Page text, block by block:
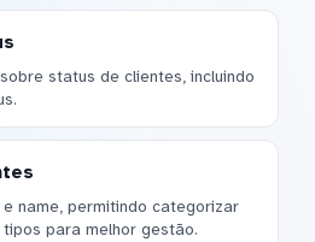
status de clientes, incluindo
name, permitindo categorizar
para melhor gestão.